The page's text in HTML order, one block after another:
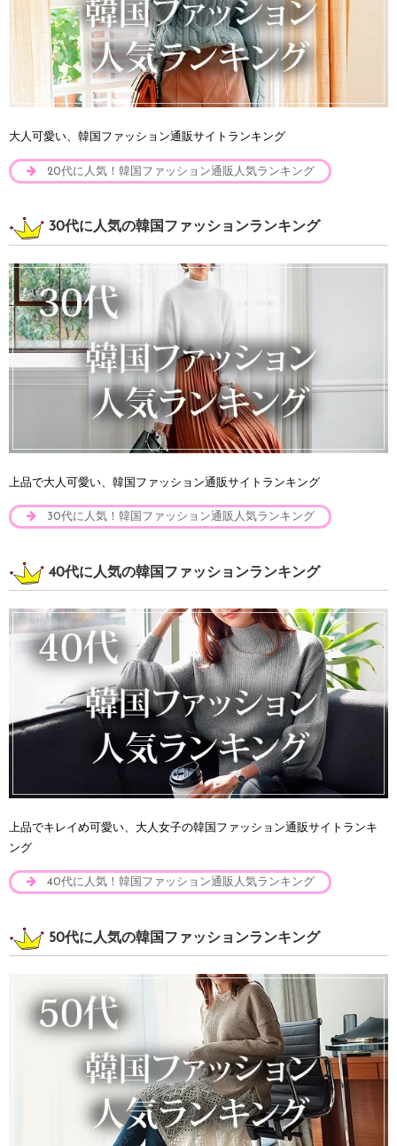
大人可愛い、韓国ファッション通販サイトランキング
20代に人気！韓国ファッション通販人気ランキング
30代に人気の韓国ファッションランキング
上品で大人可愛い、韓国ファッション通販サイトランキング
30代に人気！韓国ファッション通販人気ランキング
40代に人気の韓国ファッションランキング
上品でキレイめ可愛い、大人女子の韓国ファッション通販サイトランキ
ング
40代に人気！韓国ファッション通販人気ランキング
50代に人気の韓国ファッションランキング